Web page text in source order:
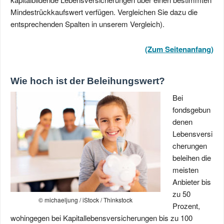
Mindestrückkaufswert verfügen. Vergleichen Sie dazu die
entsprechenden Spalten in unserem Vergleich).
(Zum Seitenanfang)
Wie hoch ist der Beleihungswert?
© michaeljung / iStock / Thinkstock
Bei
fondsgebun
denen
Lebensversi
cherungen
beleihen die
meisten
Anbieter bis
zu 50
Prozent,
wohingegen bei Kapitallebensversicherungen bis zu 100